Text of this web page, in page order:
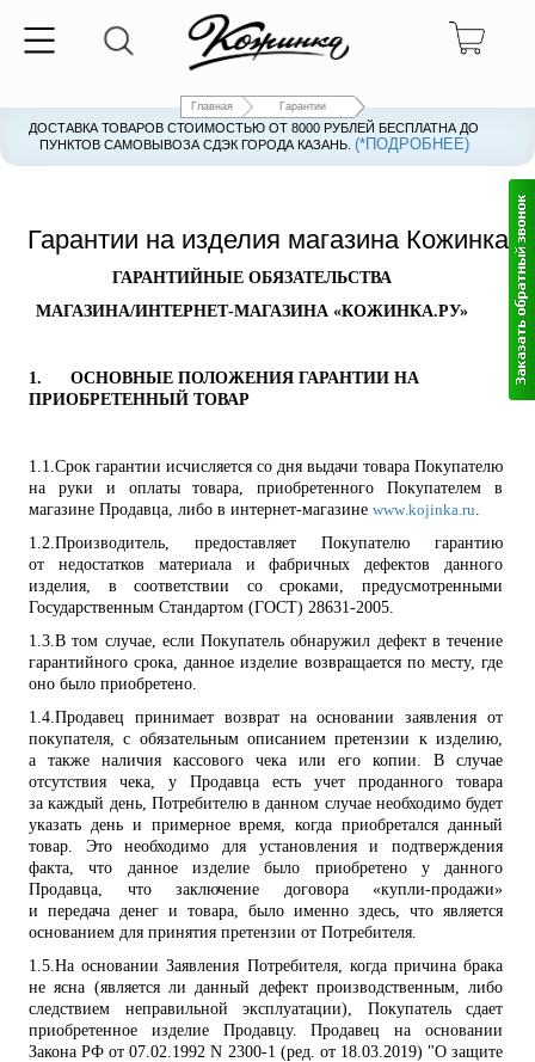
Главная Гарантии
ДОСТАВКА ТОВАРОВ СТОИМОСТЬЮ ОТ 8000 РУБЛЕЙ БЕСПЛАТНА ДО
ПУНКТОВ САМОВЫВОЗА СДЭК ГОРОДА КАЗАНЬ. (*ПОДРОБНЕЕ)
Гарантии на изделия магазина Кожинка
ГАРАНТИЙНЫЕ ОБЯЗАТЕЛЬСТВА
МАГАЗИНА/ИНТЕРНЕТ-МАГАЗИНА «КОЖИНКА.РУ»
1.
ОСНОВНЫЕ ПОЛОЖЕНИЯ ГАРАНТИИ НА
ПРИОБРЕТЕННЫЙ ТОВАР
1.1. Срок гарантии исчисляется со дня выдачи товара Покупателю
на руки и оплаты товара, приобретенного Покупателем в
магазине Продавца, либо в интернет-магазине www.kojinka ru
1.2. Производитель, предоставляет Покупателю гарантию
от недостатков материала и фабричных дефектов данного
изделия, в соответствии со сроками, предусмотренными
Государственным Стандартом (ГОСТ) 28631-2005.
1.3. В том случае, если Покупатель обнаружил дефект в течение
гарантийного срока, данное изделие возвращается по месту, где
оно было приобретено.
1.4. Продавец принимает возврат на основании заявления от
покупателя, с обязательным описанием претензии к изделию,
а также наличия кассового чека или его копии. В случае
отсутствия чека, у Продавца есть учет проданного товара
за каждый день, Потребителю в данном случае необходимо будет
указать день и примерное время, когда приобретался данный
товар. Это необходимо для установления и подтверждения
факта, что данное изделие было приобретено у данного
Продавца, что заключение договора «купли-продажи»
и передача денег и товара, было именно здесь, что является
основанием для принятия претензии от Потребителя.
1.5. На основании Заявления Потребителя, когда причина брака
не ясна (является ли данный дефект производственным, либо
следствием неправильной эксплуатации), Покупатель сдает
приобретенное изделие Продавцу. Продавец на основании
Закона РФ от 07.02.1992 N 2300-1 (ред. от 18.03.2019) "О защите